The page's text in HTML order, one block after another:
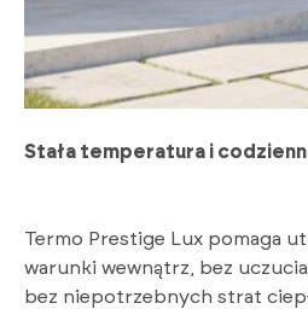
Stała temperatura i
Termo Prestige Lux pomaga
warunki wewnątrz, bez
bez niepotrzebnych strat